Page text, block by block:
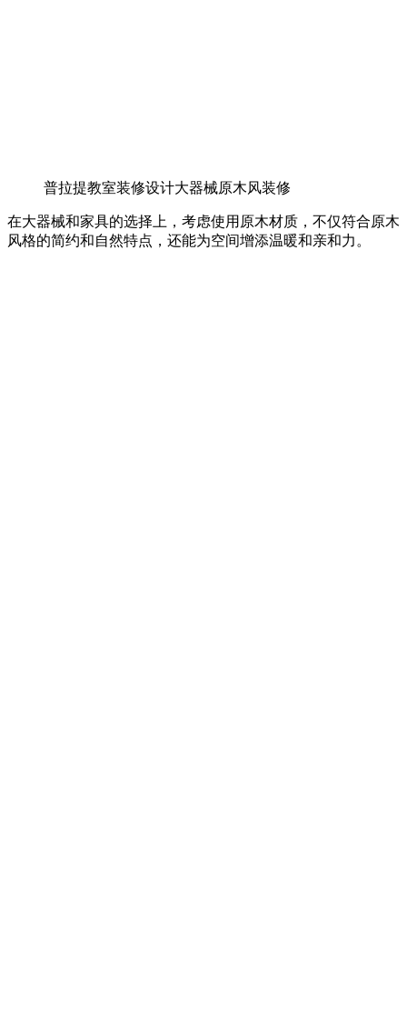
普拉提教室装修设计大器械原木风装修
在大器械和家具的选择上，考虑使用原木材质，不仅符合原木
风格的简约和自然特点，还能为空间增添温暖和亲和力。